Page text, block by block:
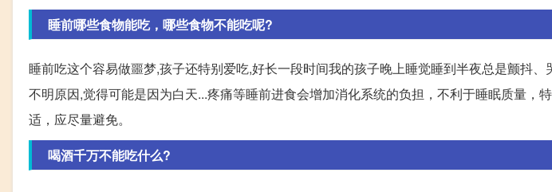
睡前哪些食物能吃，哪些食物不能吃呢?
睡前吃这个容易做噩梦,孩子还特别爱吃,好长一段时间我的孩子晚上睡觉睡到半夜总是颤抖
不明原因,觉得可能是因为白天...疼痛等睡前进食会增加消化系统的负担，不利于睡眠质量，
适，应尽量避免。
喝酒千万不能吃什么?